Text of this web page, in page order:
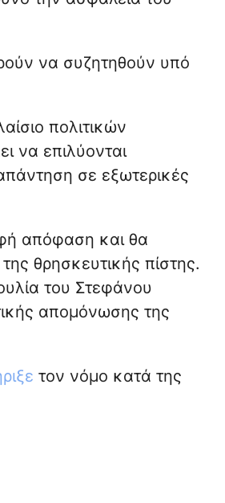
να συζητηθούν υπό
πολιτικών
να επιλύονται
σε εξωτερικές
απόφαση και θα
θρησκευτικής πίστης.
του Στεφάνου
απομόνωσης της
τον νόμο κατά της